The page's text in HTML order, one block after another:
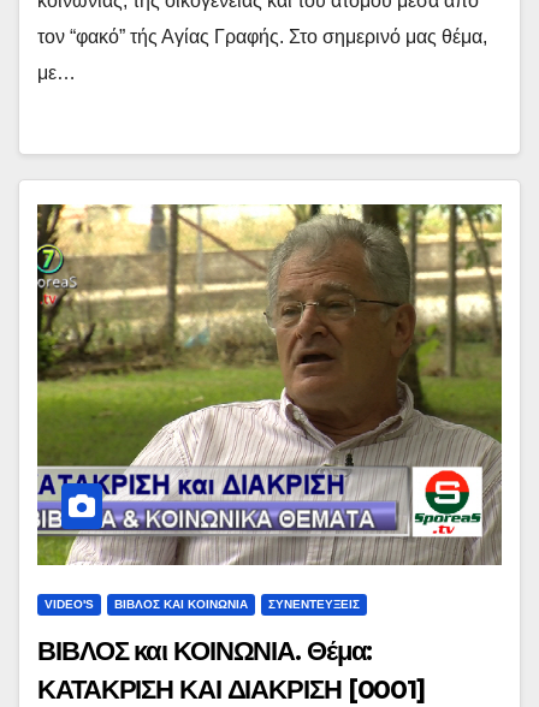
τον “φακό” τής Αγίας Γραφής. Στο σημερινό μας θέμα,
με…
VIDEO'S ΒΙΒΛΟΣ ΚΑΙ ΚΟΙΝΩΝΙΑ ΣΥΝΕΝΤΕΥΞΕΙΣ
ΒΙΒΛΟΣ και ΚΟΙΝΩΝΙΑ. Θέμα:
ΚΑΤΑΚΡΙΣΗ ΚΑΙ ΔΙΑΚΡΙΣΗ [0001]